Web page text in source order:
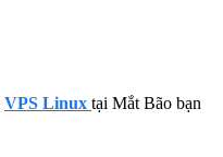
VPS Linux tại Mắt Bão bạn